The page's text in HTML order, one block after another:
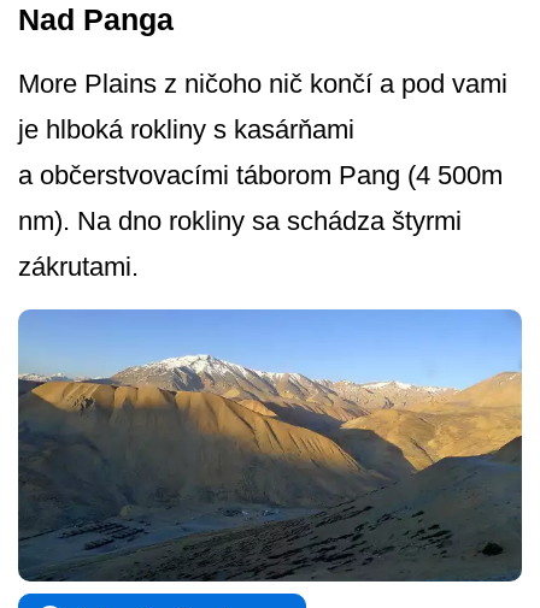
Nad Panga
More Plains z ničoho nič končí a pod vami
je hlboká rokliny s kasárňami
a občerstvovacími táborom Pang (4 500m
nm). Na dno rokliny sa schádza štyrmi
zákrutami.